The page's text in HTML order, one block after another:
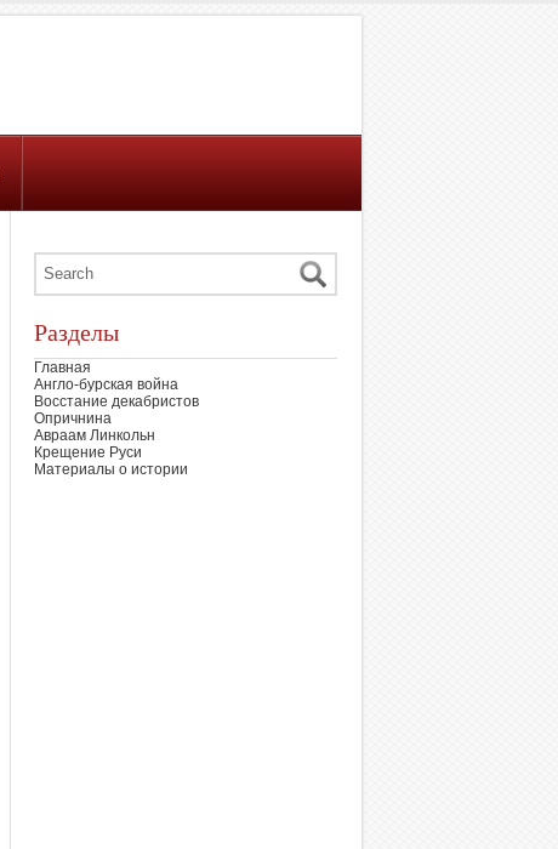
Разделы
Главная
Англо-бурская война
Восстание декабристов
Опричнина
Авраам Линкольн
Крещение Руси
Материалы о истории